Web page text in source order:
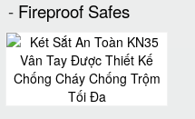
- Fireproof Safes